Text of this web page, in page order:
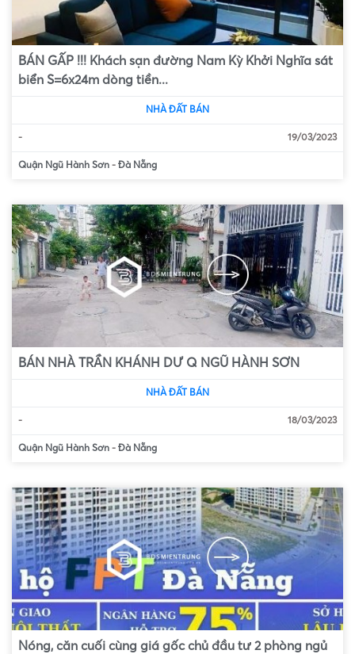
BÁN GẤP !!! Khách sạn đường Nam Kỳ Khởi Nghĩa sát
biển S=6x24m dòng tiền...
NHÀ ĐẤT BÁN
- 19/03/2023
Quận Ngũ Hành Sơn - Đà Nẵng
BÁN NHÀ TRẦN KHÁNH DƯ Q NGŨ HÀNH SƠN
NHÀ ĐẤT BÁN
- 18/03/2023
Quận Ngũ Hành Sơn - Đà Nẵng
Nóng, căn cuối cùng giá gốc chủ đầu tư 2 phòng ngủ